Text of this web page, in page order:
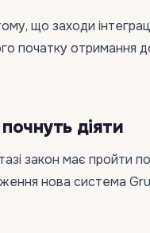
що заходи
початку отримання
діяти
закон має пройти
нова система